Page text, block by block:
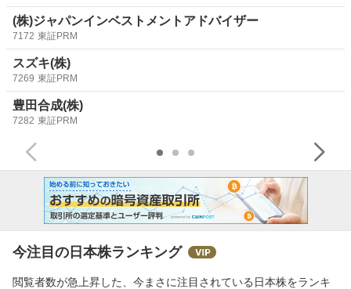
(株)ジャパンインベストメントアドバイザー
7172 東証PRM
スズキ(株)
7269 東証PRM
豊田合成(株)
7282 東証PRM
今注目の日本株ランキング
閲覧者数が急上昇した、今まさに注目されている日本株をランキ